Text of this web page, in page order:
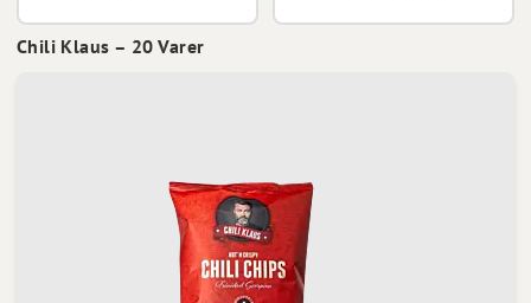
Chili Klaus – 20 Varer